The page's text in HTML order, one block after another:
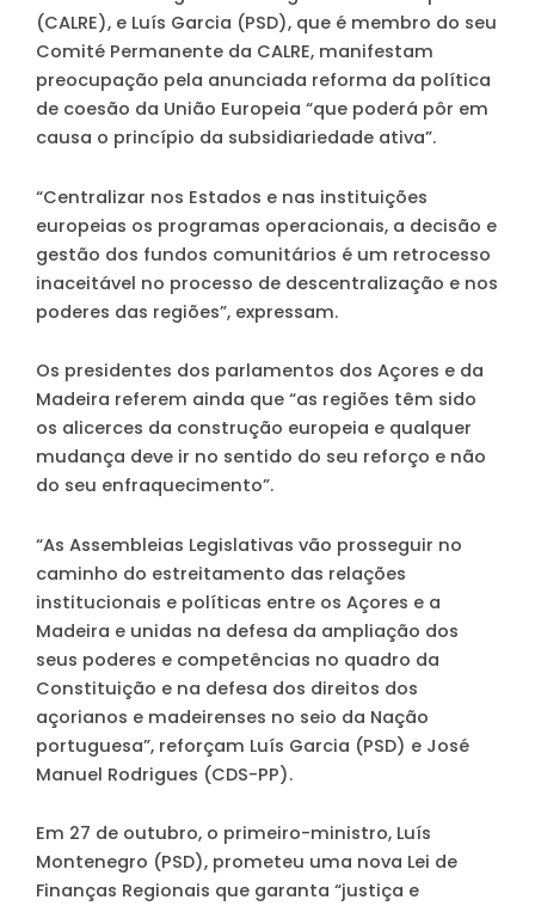
(CALRE), e Luís Garcia (PSD), que é membro do seu
Comité Permanente da CALRE, manifestam
preocupação pela anunciada reforma da política
de coesão da União Europeia “que poderá pôr em
causa o princípio da subsidiariedade ativa”.
“Centralizar nos Estados e nas instituições
europeias os programas operacionais, a decisão e
gestão dos fundos comunitários é um retrocesso
inaceitável no processo de descentralização e nos
poderes das regiões”, expressam.
Os presidentes dos parlamentos dos Açores e da
Madeira referem ainda que “as regiões têm sido
os alicerces da construção europeia e qualquer
mudança deve ir no sentido do seu reforço e não
do seu enfraquecimento”.
“As Assembleias Legislativas vão prosseguir no
caminho do estreitamento das relações
institucionais e políticas entre os Açores e a
Madeira e unidas na defesa da ampliação dos
seus poderes e competências no quadro da
Constituição e na defesa dos direitos dos
açorianos e madeirenses no seio da Nação
portuguesa”, reforçam Luís Garcia (PSD) e José
Manuel Rodrigues (CDS-PP).
Em 27 de outubro, o primeiro-ministro, Luís
Montenegro (PSD), prometeu uma nova Lei de
Finanças Regionais que garanta “justiça e